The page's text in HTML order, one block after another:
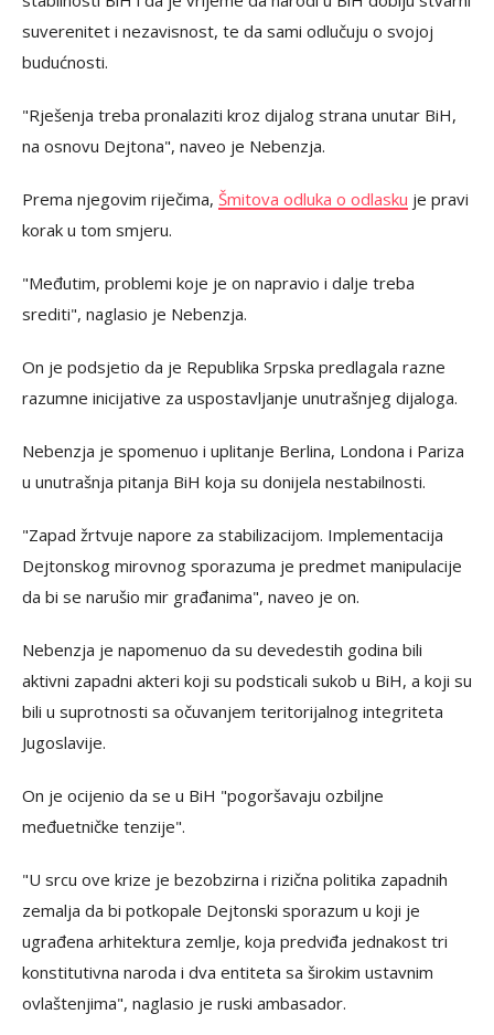
suverenitet i nezavisnost, te da sami odlučuju o svojoj
budućnosti.
"Rješenja treba pronalaziti kroz dijalog strana unutar BiH,
na osnovu Dejtona", naveo je Nebenzja.
Prema njegovim riječima, Šmitova odluka o odlasku je pravi
korak u tom smjeru.
"Međutim, problemi koje je on napravio i dalje treba
srediti", naglasio je Nebenzja.
On je podsjetio da je Republika Srpska predlagala razne
razumne inicijative za uspostavljanje unutrašnjeg dijaloga.
Nebenzja je spomenuo i uplitanje Berlina, Londona i Pariza
u unutrašnja pitanja BiH koja su donijela nestabilnosti.
"Zapad žrtvuje napore za stabilizacijom. Implementacija
Dejtonskog mirovnog sporazuma je predmet manipulacije
da bi se narušio mir građanima", naveo je on.
Nebenzja je napomenuo da su devedestih godina bili
aktivni zapadni akteri koji su podsticali sukob u BiH, a koji su
bili u suprotnosti sa očuvanjem teritorijalnog integriteta
Jugoslavije.
On je ocijenio da se u BiH "pogoršavaju ozbiljne
međuetničke tenzije".
"U srcu ove krize je bezobzirna i rizična politika zapadnih
zemalja da bi potkopale Dejtonski sporazum u koji je
ugrađena arhitektura zemlje, koja predviđa jednakost tri
konstitutivna naroda i dva entiteta sa širokim ustavnim
ovlaštenjima", naglasio je ruski ambasador.